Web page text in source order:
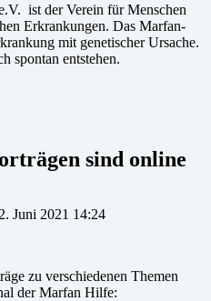
ist der Verein für Menschen
Erkrankungen. Das Marfan-
mit genetischer Ursache.
spontan entstehen.
sind online
Juni 2021 14:24
zu verschiedenen Themen
der Marfan Hilfe: